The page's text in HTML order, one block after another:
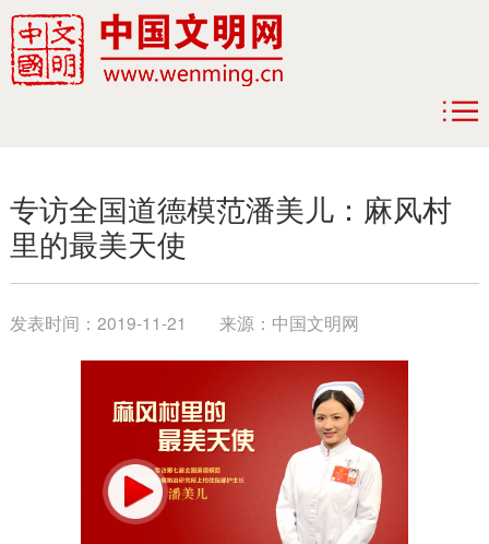
专访全国道德模范潘美儿：麻风村
里的最美天使
发表时间： 2019-11-21 来源： 中国文明网